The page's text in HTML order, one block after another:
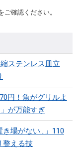
確認ください。
ステンレス皿立
円！魚がグリルよ
が万能すぎ
き場がない…」110
整える技